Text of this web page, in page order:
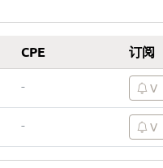
CPE 订阅
- V
- V